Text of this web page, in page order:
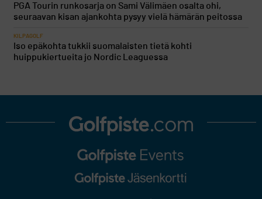
PGA Tourin runkosarja on Sami Välimäen osalta ohi,
seuraavan kisan ajankohta pysyy vielä hämärän peitossa
KILPAGOLF
Iso epäkohta tukkii suomalaisten tietä kohti
huippukiertueita jo Nordic Leaguessa